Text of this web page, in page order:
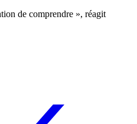
de comprendre », réagit